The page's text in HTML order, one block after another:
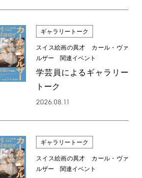
ギャラリートーク
スイス絵画の異才 カール・ヴァ
ルザー 関連イベント
学芸員によるギャラリー
トーク
2026.08.11
ギャラリートーク
スイス絵画の異才 カール・ヴァ
ルザー 関連イベント